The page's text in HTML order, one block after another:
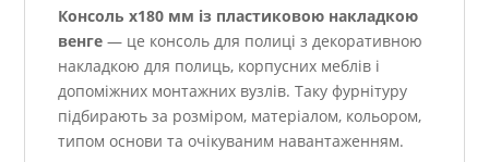
Консоль х180 мм із пластиковою накладкою
венге — це консоль для полиці з декоративною
накладкою для полиць, корпусних меблів і
допоміжних монтажних вузлів. Таку фурнітуру
підбирають за розміром, матеріалом, кольором,
типом основи та очікуваним навантаженням.